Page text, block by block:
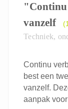
vanzelf
Techniek,
Continu
best een
vanzelf.
aanpak